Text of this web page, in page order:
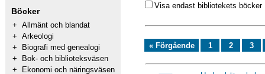
Böcker
+ Allmänt och blandat
+ Arkeologi
+
Biografi med genealogi
+
Bok- och biblioteksväsen
+
Ekonomi och näringsväsen
Visa endast bibliotekets böcker
« Förgående 1 2 3